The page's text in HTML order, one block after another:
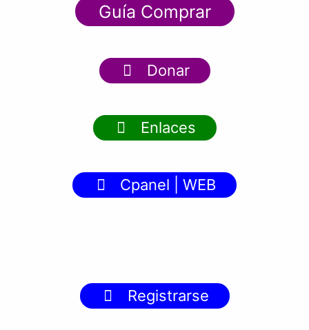
Guía Comprar
Donar
Enlaces
Cpanel | WEB
Registrarse